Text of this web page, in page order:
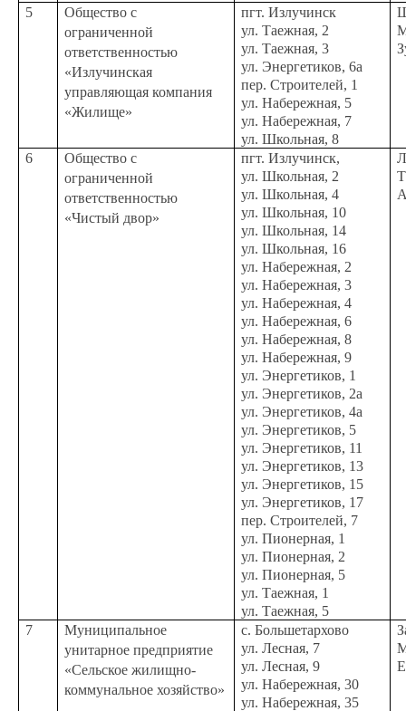
5
Общество с
ограниченной
ответственностью
«Излучинская
управляющая компания
«Жилище»
пгт. Излучинск
ул. Таежная, 2
ул. Таежная, 3
ул. Энергетиков, 6а
пер. Строителей, 1
ул. Набережная, 5
ул. Набережная, 7
ул. Школьная, 8
6
Общество с
ограниченной
ответственностью
«Чистый двор»
пгт. Излучинск,
ул. Школьная, 2
ул. Школьная, 4
ул. Школьная, 10
ул. Школьная, 14
ул. Школьная, 16
ул. Набережная, 2
ул. Набережная, 3
ул. Набережная, 4
ул. Набережная, 6
ул. Набережная, 8
ул. Набережная, 9
ул. Энергетиков, 1
ул. Энергетиков, 2а
ул. Энергетиков, 4а
ул. Энергетиков, 5
ул. Энергетиков, 11
ул. Энергетиков, 13
ул. Энергетиков, 15
ул. Энергетиков, 17
пер. Строителей, 7
ул. Пионерная, 1
ул. Пионерная, 2
ул. Пионерная, 5
ул. Таежная, 1
ул. Таежная, 5
7
Муниципальное
унитарное предприятие
«Сельское жилищно-
коммунальное хозяйство»
с. Большетархово
ул. Лесная, 7
ул. Лесная, 9
ул. Набережная, 30
ул. Набережная, 35